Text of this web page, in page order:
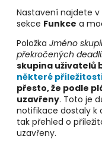
Nastavení najdete v
sekce Funkce a
Položka Jméno
překročených
skupina uživatelů
některé
přesto, že podle
uzavřeny. Toto je
notifikace dostaly k
tak přehled o
uzavřeny.